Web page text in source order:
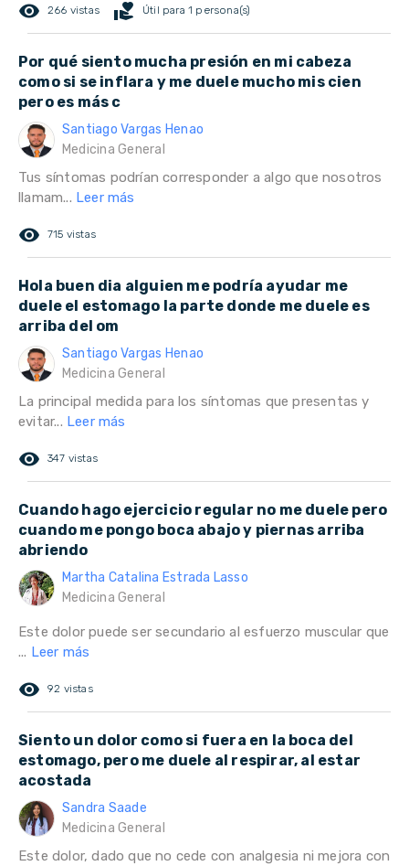
remove_red_eye 266 vistas volunteer_activism Útil para 1 persona(s)
Por qué siento mucha presión en mi cabeza
como si se inflara y me duele mucho mis cien
pero es más c
Santiago Vargas Henao
Medicina General
Tus síntomas podrían corresponder a algo que nosotros
llamam... Leer más
remove_red_eye 715 vistas
Hola buen dia alguien me podría ayudar me
duele el estomago la parte donde me duele es
arriba del om
Santiago Vargas Henao
Medicina General
La principal medida para los síntomas que presentas y
evitar... Leer más
remove_red_eye 347 vistas
Cuando hago ejercicio regular no me duele pero
cuando me pongo boca abajo y piernas arriba
abriendo
Martha Catalina Estrada Lasso
Medicina General
Este dolor puede ser secundario al esfuerzo muscular que
... Leer más
remove_red_eye 92 vistas
Siento un dolor como si fuera en la boca del
estomago, pero me duele al respirar, al estar
acostada
Sandra Saade
Medicina General
Este dolor, dado que no cede con analgesia ni mejora con